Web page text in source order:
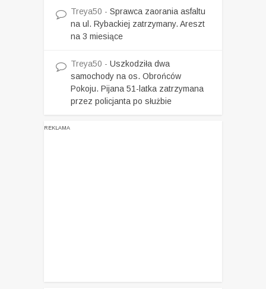
Treya50 - Sprawca zaorania asfaltu
na ul. Rybackiej zatrzymany. Areszt
na 3 miesiące
Treya50 - Uszkodziła dwa
samochody na os. Obrońców
Pokoju. Pijana 51-latka zatrzymana
przez policjanta po służbie
REKLAMA